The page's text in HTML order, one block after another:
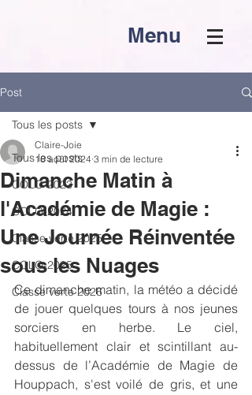
Menu
Post
Tous les posts
COLO-2023
COLO-2024
Classe verte 2025
COLO-2025
Classe verte 2026
Tous les posts
Dimanche Matin à
l'Académie de Magie :
Une Journée Réinventée
sous les Nuages
Claire-Joie
18 août 2024 3 min de lecture
Ce dimanche matin, la météo a décidé
de jouer quelques tours à nos jeunes
sorciers en herbe. Le ciel,
habituellement clair et scintillant au-
dessus de l’Académie de Magie de
Houppach, s'est voilé de gris, et une